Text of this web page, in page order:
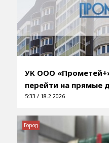
УК ООО
перейти на прямые
5:33 / 18.2.2026
Город